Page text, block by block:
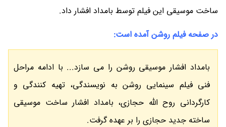
ساخت موسیقی این فیلم توسط بامداد افشار داد.
در صفحه فیلم روشن آمده است:
بامداد افشار موسیقی روشن را می سازد... با ادامه مراحل
فنی فیلم سینمایی روشن به نویسندگی، تهیه کنندگی و
کارگردانی روح الله حجازی، بامداد افشار ساخت موسیقی
ساخته جدید حجازی را بر عهده گرفت.